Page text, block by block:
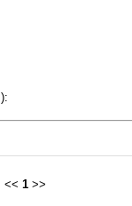
):
<< 1 >>